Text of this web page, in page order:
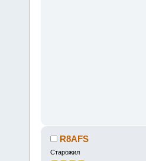
R8AFS
Старожил